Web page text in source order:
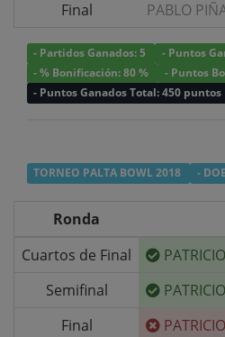
Final PABLO
- Partidos Ganados: 5
- Puntos
- % Bonificación: 80 %
- Puntos
- Puntos Ganados Total: 450 puntos
TORNEO PALTA BOWL 2018 -
Ronda
Cuartos de Final
Semifinal
Final